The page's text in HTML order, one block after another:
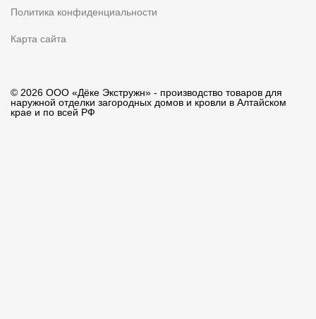
Политика конфиденциальности
Карта сайта
© 2026 ООО «Дёке Экстружн» - производство товаров для
наружной отделки загородных домов и кровли в Алтайском
крае и по всей РФ